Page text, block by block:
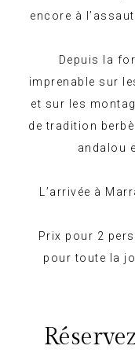
encore à
Depuis la
imprenable sur
et sur les
de tradition
andalou
L’arrivée à
Prix pour 2
pour toute la